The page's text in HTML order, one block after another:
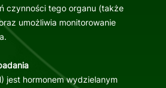
czynności tego organu (także
umożliwia monitorowanie
jest hormonem wydzielanym